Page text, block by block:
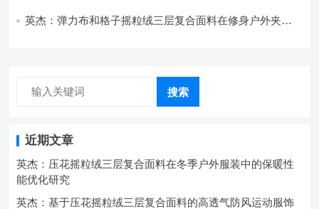
英杰：弹力布和格子摇粒绒三层复合面料在修身户外夹克
搜索
近期文章
英杰：压花摇粒绒三层复合面料在冬季户外服装中的保暖性
能优化研究
英杰：基于压花摇粒绒三层复合面料的高透气防风运动服饰